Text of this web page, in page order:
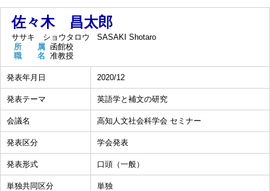
佐々木 昌太郎
ササキ ショウタロウ
SASAKI Shotaro
所 属 函館校
職 名 准教授
発表年月日 2020/12
発表テーマ 英語学と補文の研究
会議名 高知人文社会科学会 セミナー
発表区分 学会発表
発表形式 口頭（一般）
単独共同区分 単独